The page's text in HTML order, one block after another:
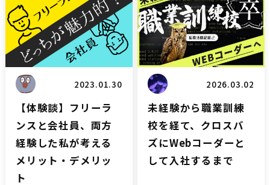
2023.01.30
【体験談】フリーラ
ンスと会社員、両方
経験した私が考える
メリット・デメリッ
ト
2026.03.02
未経験から職業訓練
校を経て、クロスバ
ズにWebコーダーと
して入社するまで